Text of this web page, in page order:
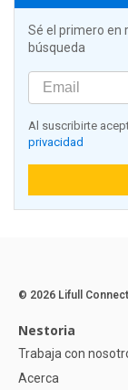
Sé el primero en
búsqueda
Al suscribirte
privacidad
© 2026 Lifull Connect
Nestoria
Trabaja con
Acerca